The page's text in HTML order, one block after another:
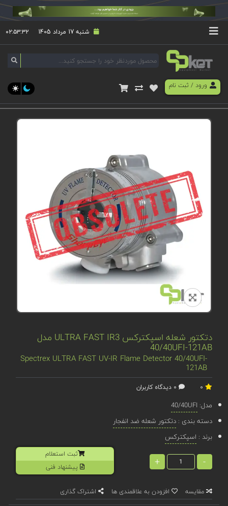
شنبه 17 مرداد 1405 ۰۲:۵۳:۳۲
ورود/ ثبت نام
دتکتور شعله اسپکترکس ULTRA FAST IR3 مدل
40/40UFI-121AB
Spectrex ULTRA FAST UV-IR Flame Detector 40/40UFI-
121AB
مدل: 40/40UFI
دسته بندی :دتکتور شعله ضد انفجار
برند : اسپکترکس
-
+
ثبت استعلام
پیشنهاد فنی
مقایسه افزودن به علاقمندی ها اشتراک گذاری